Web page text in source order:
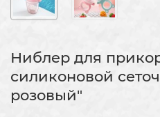
Ниблер для
силиконовой
розовый"